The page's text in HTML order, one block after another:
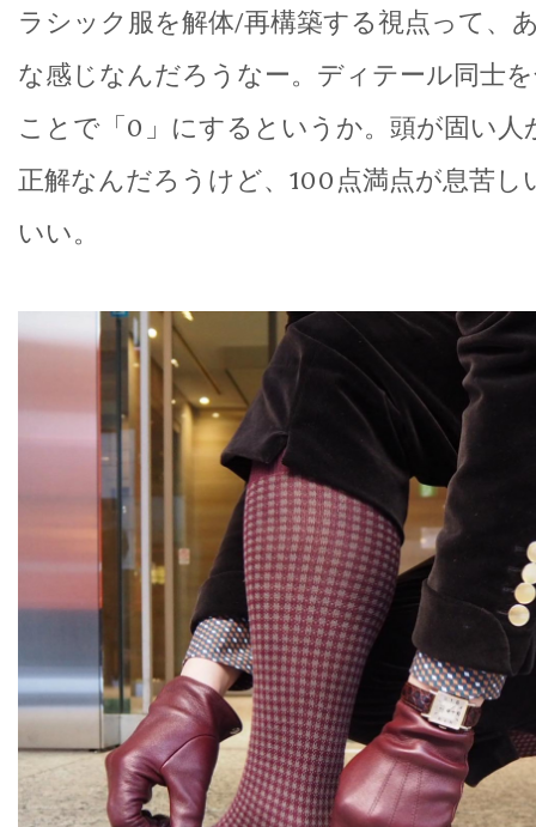
ラシック服を解体/再構築する視点って、
な感じなんだろうなー。ディテール同士
ことで「0」にするというか。頭が固い人
正解なんだろうけど、100点満点が息苦
いい。